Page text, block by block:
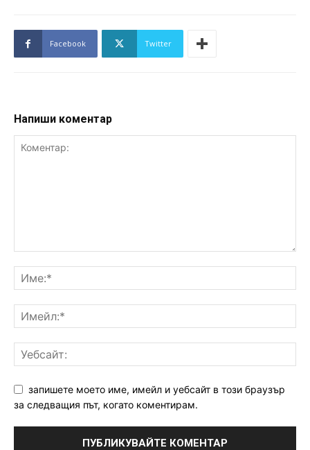
Facebook Twitter
Напиши коментар
запишете моето име, имейл и уебсайт в този браузър
за следващия път, когато коментирам.